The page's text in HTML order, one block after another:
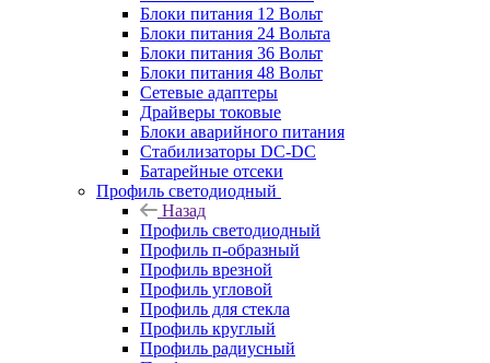
Блоки питания 12 Вольт
Блоки питания 24 Вольта
Блоки питания 36 Вольт
Блоки питания 48 Вольт
Сетевые адаптеры
Драйверы токовые
Блоки аварийного питания
Стабилизаторы DC-DC
Батарейные отсеки
Профиль светодиодный
Назад
Профиль светодиодный
Профиль п-образный
Профиль врезной
Профиль угловой
Профиль для стекла
Профиль круглый
Профиль радиусный